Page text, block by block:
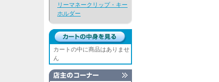
リーマネークリップ・キー
ホルダー
カートの中に商品はありませ
ん